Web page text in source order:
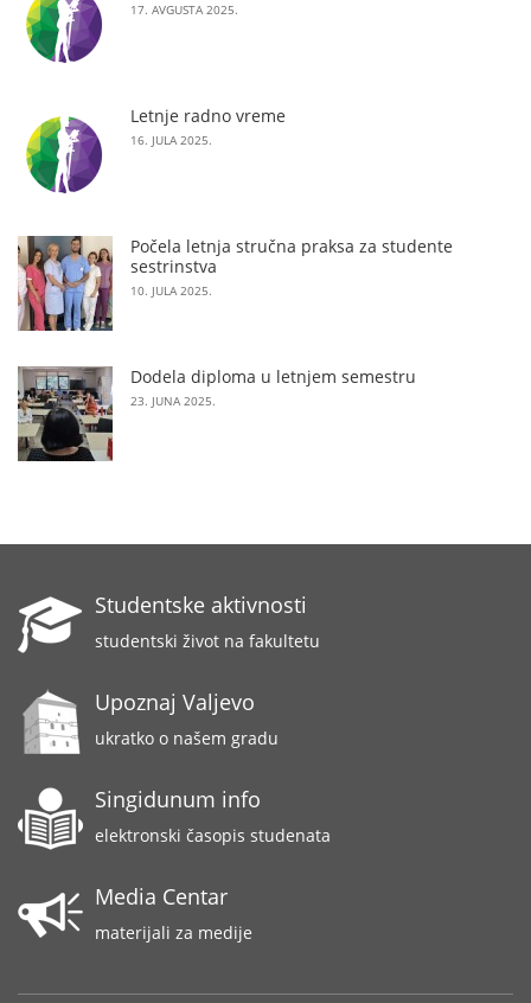
17. AVGUSTA 2025.
Letnje radno vreme
16. JULA 2025.
Počela letnja stručna praksa za studente
sestrinstva
10. JULA 2025.
Dodela diploma u letnjem semestru
23. JUNA 2025.
Studentske aktivnosti
studentski život na fakultetu
Upoznaj Valjevo
ukratko o našem gradu
Singidunum info
elektronski časopis studenata
Media Centar
materijali za medije